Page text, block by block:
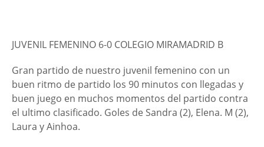
JUVENIL FEMENINO 6-0 COLEGIO MIRAMADRID B
Gran partido de nuestro juvenil femenino con un
buen ritmo de partido los 90 minutos con llegadas y
buen juego en muchos momentos del partido contra
el ultimo clasificado. Goles de Sandra (2), Elena. M (2),
Laura y Ainhoa.